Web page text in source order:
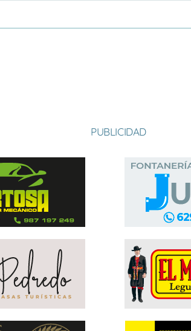
PUBLICIDAD